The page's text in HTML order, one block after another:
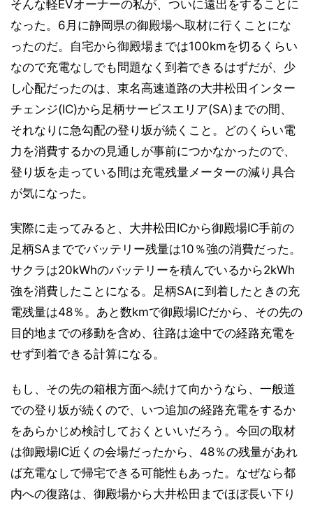
そんな軽EVオーナーの私が、ついに遠出をすることに
なった。6月に静岡県の御殿場へ取材に行くことにな
ったのだ。自宅から御殿場までは100kmを切るくらい
なので充電なしでも問題なく到着できるはずだが、少
し心配だったのは、東名高速道路の大井松田インター
チェンジ(IC)から足柄サービスエリア(SA)までの間、
それなりに急勾配の登り坂が続くこと。どのくらい電
力を消費するかの見通しが事前につかなかったので、
登り坂を走っている間は充電残量メーターの減り具合
が気になった。
実際に走ってみると、大井松田ICから御殿場IC手前の
足柄SAまででバッテリー残量は10％強の消費だった。
サクラは20kWhのバッテリーを積んでいるから2kWh
強を消費したことになる。足柄SAに到着したときの充
電残量は48％。あと数kmで御殿場ICだから、その先の
目的地までの移動を含め、往路は途中での経路充電を
せず到着できる計算になる。
もし、その先の箱根方面へ続けて向かうなら、一般道
での登り坂が続くので、いつ追加の経路充電をするか
をあらかじめ検討しておくといいだろう。今回の取材
は御殿場IC近くの会場だったから、48％の残量があれ
ば充電なしで帰宅できる可能性もあった。なぜなら都
内への復路は、御殿場から大井松田までほぼ長い下り